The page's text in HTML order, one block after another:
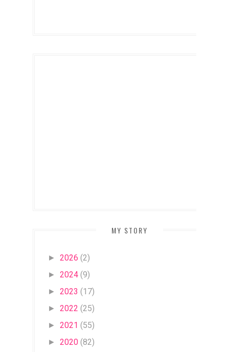
MY STORY
► 2026 (2)
► 2024 (9)
► 2023 (17)
► 2022 (25)
► 2021 (55)
► 2020 (82)